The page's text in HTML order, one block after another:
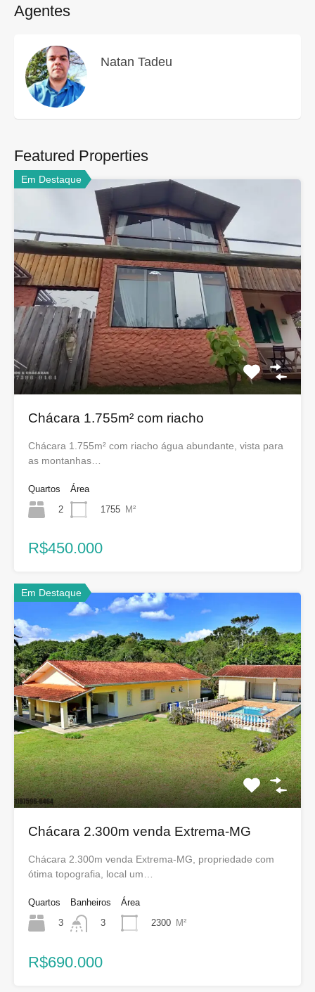
Agentes
Natan Tadeu
Featured Properties
Em Destaque
Chácara 1.755m² com riacho
Chácara 1.755m² com riacho água abundante, vista para
as montanhas…
Quartos
2
Área
1755 M²
R$450.000
Em Destaque
Chácara 2.300m venda Extrema-MG
Chácara 2.300m venda Extrema-MG, propriedade com
ótima topografia, local um…
Quartos
3
Banheiros
3
Área
2300 M²
R$690.000